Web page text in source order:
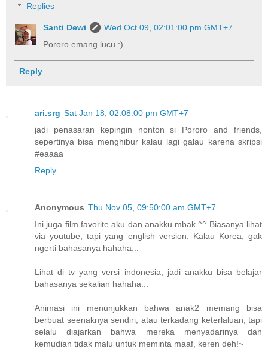
Replies
Santi Dewi
Wed Oct 09, 02:01:00 pm GMT+7
Pororo emang lucu :)
Reply
ari.srg Sat Jan 18, 02:08:00 pm GMT+7
jadi penasaran kepingin nonton si Pororo and friends,
sepertinya bisa menghibur kalau lagi galau karena skripsi
#eaaaa
Reply
Anonymous Thu Nov 05, 09:50:00 am GMT+7
Ini juga film favorite aku dan anakku mbak ^^ Biasanya lihat
via youtube, tapi yang english version. Kalau Korea, gak
ngerti bahasanya hahaha...
Lihat di tv yang versi indonesia, jadi anakku bisa belajar
bahasanya sekalian hahaha...
Animasi ini menunjukkan bahwa anak2 memang bisa
berbuat seenaknya sendiri, atau terkadang keterlaluan, tapi
selalu diajarkan bahwa mereka menyadarinya dan
kemudian tidak malu untuk meminta maaf, keren deh!~